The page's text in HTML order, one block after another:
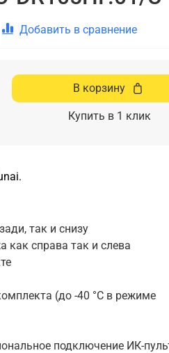
Добавить в сравнение
В корзину
Купить в 1 клик
так и снизу
справа так и слева
(до -40 °С в режиме
подключение ИК-